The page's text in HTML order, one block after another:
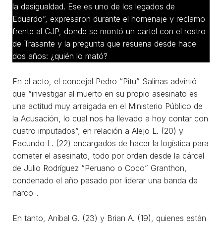
la desigualdad. Ese es uno de los legados de
Eduardo”, expresaron durante el homenaje y reclamo
frente al CJP, donde se montó un cartel con el rostro
de Trasante y la pregunta que resuena desde hace
dos años: ¿quién lo mató?
En el acto, el concejal Pedro “Pitu” Salinas advirtió
que “investigar al muerto en su propio asesinato es
una actitud muy arraigada en el Ministerio Público de
la Acusación, lo cual nos ha llevado a hoy contar con
cuatro imputados”, en relación a Alejo L. (20) y
Facundo L. (22) encargados de hacer la logística para
cometer el asesinato, todo por orden desde la cárcel
de Julio Rodríguez “Peruano o Coco” Granthon,
condenado el año pasado por liderar una banda de
narco-.
En tanto, Aníbal G. (23) y Brian A. (19), quienes están